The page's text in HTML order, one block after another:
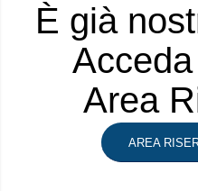
È già
Area
AREA